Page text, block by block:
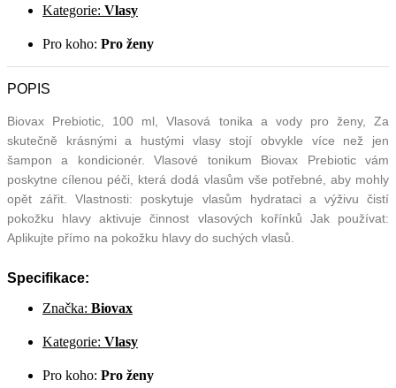
Kategorie: Vlasy
Pro koho: Pro ženy
POPIS
Biovax Prebiotic, 100 ml, Vlasová tonika a vody pro ženy, Za
skutečně krásnými a hustými vlasy stojí obvykle více než jen
šampon a kondicionér. Vlasové tonikum Biovax Prebiotic vám
poskytne cílenou péči, která dodá vlasům vše potřebné, aby mohly
opět zářit. Vlastnosti: poskytuje vlasům hydrataci a výživu čistí
pokožku hlavy aktivuje činnost vlasových kořínků Jak používat:
Aplikujte přímo na pokožku hlavy do suchých vlasů.
Specifikace:
Značka: Biovax
Kategorie: Vlasy
Pro koho: Pro ženy